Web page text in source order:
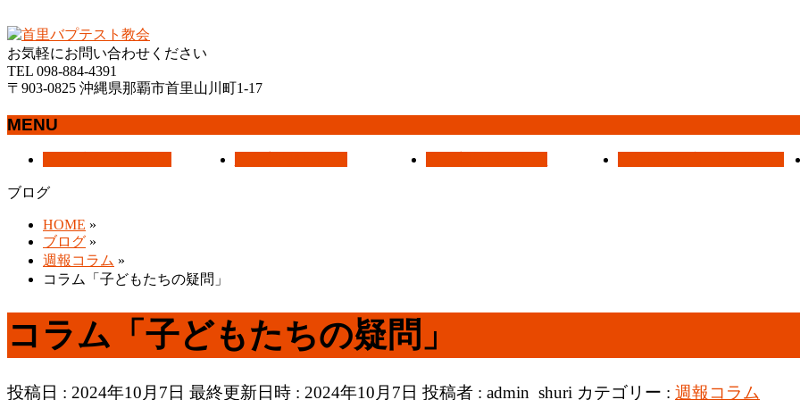
お気軽にお問い合わせください
TEL 098-884-4391
〒903-0825 沖縄県那覇市首里山川町1-17
MENU
ュ
ブログ
HOME »
ブログ »
週報コラム »
コラム「子どもたちの疑問」
コラム「子どもたちの疑問」
投稿日 : 2024年10月7日 最終更新日時 : 2024年10月7日 投稿者 : admin_shuri カテゴリー : 週報コラム